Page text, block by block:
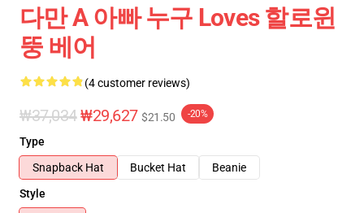
다만 A 아빠 누구 Loves 할로윈
뚱 베어
(4 customer reviews)
₩37,034₩29,627 $21.50 -20%
Type
Snapback Hat
Bucket Hat
Beanie
Style